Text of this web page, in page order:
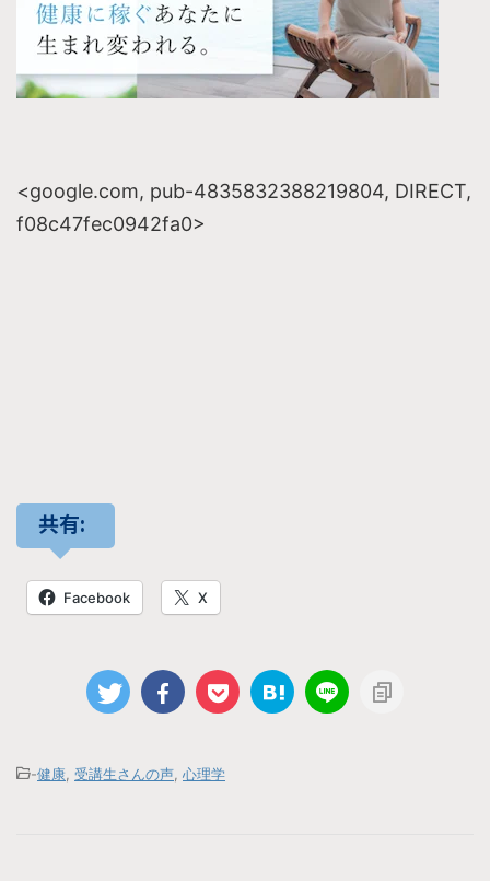
<google.com, pub-4835832388219804, DIRECT,
f08c47fec0942fa0>
共有:
Facebook X
-健康 受講生さんの声 心理学